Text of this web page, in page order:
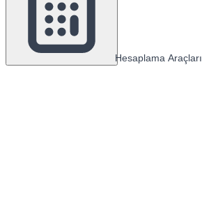
Hesaplama Araçları